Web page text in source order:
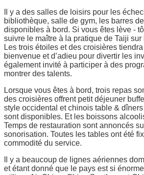
Il y a des salles de loisirs pour les
bibliothèque, salle de gym, les barres
disponibles à bord. Si vous êtes lève -
suivre le maître à la pratique de Taiji sur
Les trois étoiles et des croisières
bienvenue et d’adieu pour divertir les
également invité à participer à des
montrer des talents.
Lorsque vous êtes à bord, trois repas
des croisières offrent petit déjeuner
style occidental et chinois table &
sont disponibles. Et les boissons
Temps de restauration sont annoncés
sonorisation. Toutes les tables ont été
commodité du service.
Il y a beaucoup de lignes aériennes
et étant donné que le pays est si